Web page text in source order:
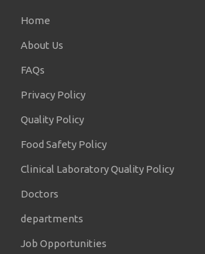
Home
About Us
FAQs
Privacy Policy
Quality Policy
Food Safety Policy
Clinical Laboratory Quality Policy
Doctors
departments
Job Opportunities